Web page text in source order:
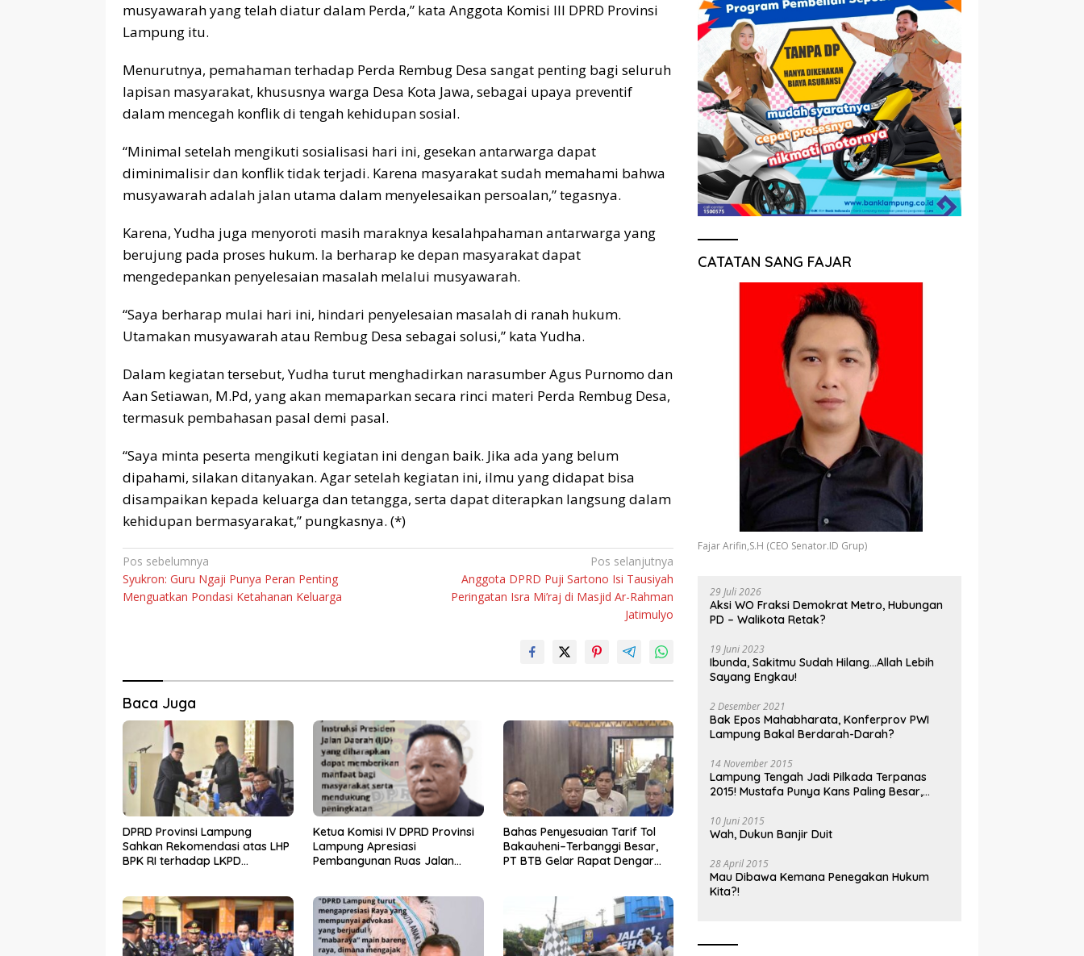
musyawarah yang telah diatur dalam Perda,” kata Anggota Komisi III DPRD Provinsi
Lampung itu.
Menurutnya, pemahaman terhadap Perda Rembug Desa sangat penting bagi seluruh
lapisan masyarakat, khususnya warga Desa Kota Jawa, sebagai upaya preventif
dalam mencegah konflik di tengah kehidupan sosial.
“Minimal setelah mengikuti sosialisasi hari ini, gesekan antarwarga dapat
diminimalisir dan konflik tidak terjadi. Karena masyarakat sudah memahami bahwa
musyawarah adalah jalan utama dalam menyelesaikan persoalan,” tegasnya.
Karena, Yudha juga menyoroti masih maraknya kesalahpahaman antarwarga yang
berujung pada proses hukum. Ia berharap ke depan masyarakat dapat
mengedepankan penyelesaian masalah melalui musyawarah.
“Saya berharap mulai hari ini, hindari penyelesaian masalah di ranah hukum.
Utamakan musyawarah atau Rembug Desa sebagai solusi,” kata Yudha.
Dalam kegiatan tersebut, Yudha turut menghadirkan narasumber Agus Purnomo dan
Aan Setiawan, M.Pd, yang akan memaparkan secara rinci materi Perda Rembug Desa,
termasuk pembahasan pasal demi pasal.
“Saya minta peserta mengikuti kegiatan ini dengan baik. Jika ada yang belum
dipahami, silakan ditanyakan. Agar setelah kegiatan ini, ilmu yang didapat bisa
disampaikan kepada keluarga dan tetangga, serta dapat diterapkan langsung dalam
kehidupan bermasyarakat,” pungkasnya. (*)
Navigasi
pos
Pos sebelumnya
Syukron: Guru Ngaji Punya Peran Penting
Menguatkan Pondasi Ketahanan Keluarga
Pos selanjutnya
Anggota DPRD Puji Sartono Isi Tausiyah
Peringatan Isra Mi’raj di Masjid Ar-Rahman
Jatimulyo
Baca Juga
DPRD Provinsi Lampung
Sahkan Rekomendasi atas LHP
BPK RI terhadap LKPD
Ketua Komisi IV DPRD Provinsi
Lampung Apresiasi
Pembangunan Ruas Jalan
Bahas Penyesuaian Tarif Tol
Bakauheni–Terbanggi Besar,
PT BTB Gelar Rapat Dengar
CATATAN SANG FAJAR
Fajar Arifin,S.H (CEO Senator.ID Grup)
29 Juli 2026
Aksi WO Fraksi Demokrat Metro, Hubungan
PD – Walikota Retak?
19 Juni 2023
Ibunda, Sakitmu Sudah Hilang…Allah Lebih
Sayang Engkau!
2 Desember 2021
Bak Epos Mahabharata, Konferprov PWI
Lampung Bakal Berdarah-Darah?
14 November 2015
Lampung Tengah Jadi Pilkada Terpanas
2015! Mustafa Punya Kans Paling Besar,
10 Juni 2015
Wah, Dukun Banjir Duit
28 April 2015
Mau Dibawa Kemana Penegakan Hukum
Kita?!